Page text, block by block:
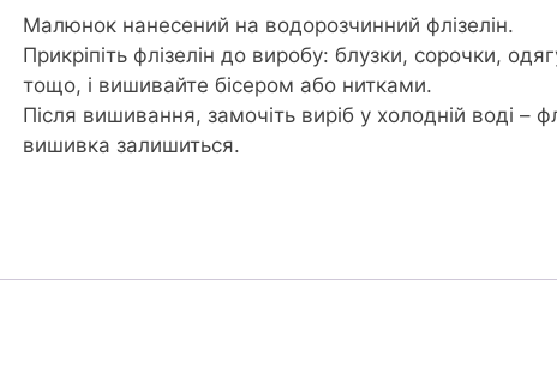
Малюнок нанесений на водорозчинний флізелін.
Прикріпіть флізелін до виробу: блузки, сорочки,
тощо, і вишивайте бісером або нитками.
Після вишивання, замочіть виріб у холодній воді –
вишивка залишиться.